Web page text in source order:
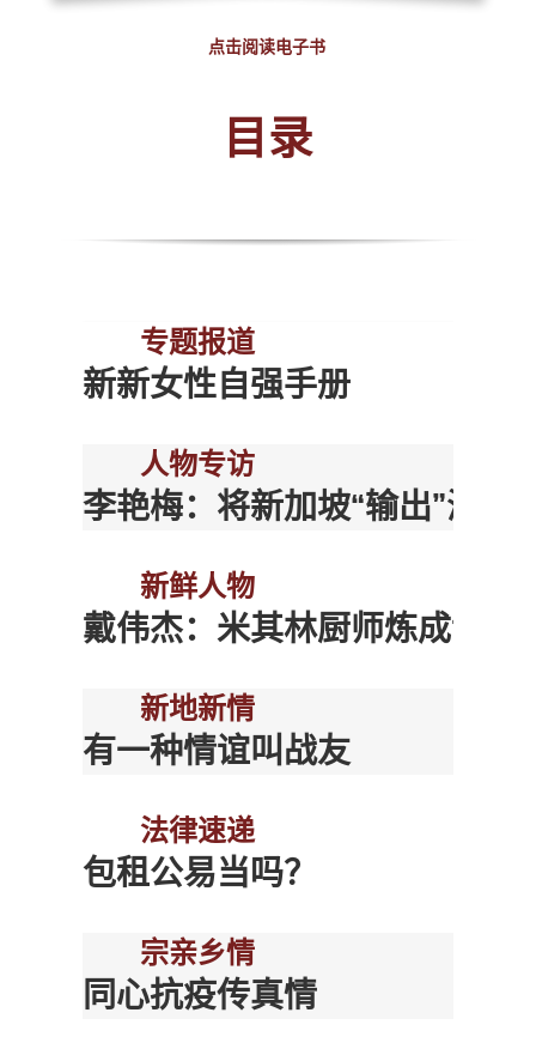
点击阅读电子书
目录
专题报道
新新女性自强手册
人物专访
李艳梅：将新加坡“输出”海外
新鲜人物
戴伟杰：米其林厨师炼成记
新地新情
有一种情谊叫战友
法律速递
包租公易当吗？
宗亲乡情
同心抗疫传真情